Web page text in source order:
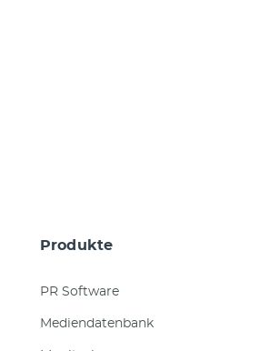
Produkte
PR Software
Mediendatenbank